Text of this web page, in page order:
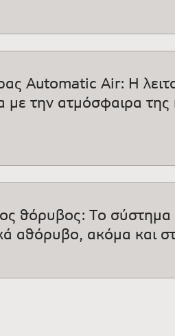
Automatic Air: H
την ατμόσφαιρα της
θόρυβος: Tο σύστημα
αθόρυβο, ακόμα και